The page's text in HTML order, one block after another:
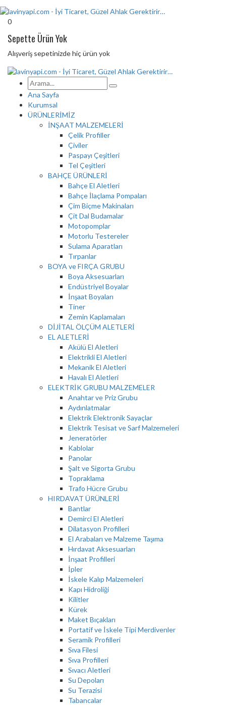
0
Sepette Ürün Yok
Alışveriş sepetinizde hiç ürün yok
Ana Sayfa
Kurumsal
ÜRÜNLERİMİZ
İNŞAAT MALZEMELERİ
Çelik Profiller
Çiviler
Paspayı Çeşitleri
Tel Çeşitleri
BAHÇE ÜRÜNLERİ
Bahçe El Aletleri
Bahçe İlaçlama Pompaları
Çim Biçme Makinaları
Çit Dal Budamalar
Motopomplar
Motorlu Testereler
Sulama Aparatları
Tırpanlar
BOYA ve FIRÇA GRUBU
Boya Aksesuarları
Endüstriyel Boyalar
İnşaat Boyaları
Tiner
Zemin Kaplamaları
DİJİTAL ÖLÇÜM ALETLERİ
EL ALETLERİ
Akülü El Aletleri
Elektrikli El Aletleri
Mekanik El Aletleri
Havalı El Aletleri
ELEKTRİK GRUBU MALZEMELER
Anahtar ve Priz Grubu
Aydınlatmalar
Elektrik Elektronik Sayaçlar
Elektrik Tesisat ve Sarf Malzemeleri
Jeneratörler
Kablolar
Panolar
Şalt ve Sigorta Grubu
Topraklama
Trafo Hücre Grubu
HIRDAVAT ÜRÜNLERİ
Bantlar
Demirci El Aletleri
Dilatasyon Profilleri
El Arabaları ve Malzeme Taşıma
Hırdavat Aksesuarları
İnşaat Profilleri
İpler
İskele Kalıp Malzemeleri
Kapı Hidroliği
Kilitler
Kürek
Maket Bıçakları
Portatif ve İskele Tipi Merdivenler
Seramik Profilleri
Sıva Filesi
Sıva Profilleri
Sıvacı Aletleri
Su Depoları
Su Terazisi
Tabancalar